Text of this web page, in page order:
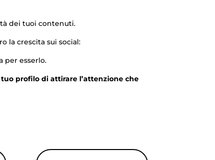
dei tuoi contenuti.
la crescita sui social:
per esserlo.
profilo di attirare l’attenzione che